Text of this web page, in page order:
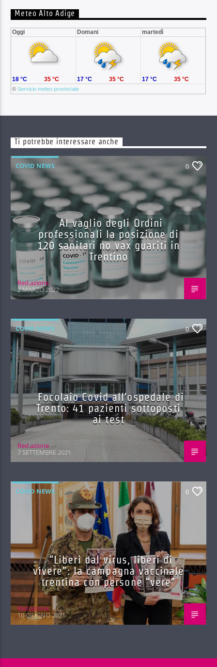
Meteo Alto Adige
Oggi Domani martedì
©Servizio meteo provinciale
18 °C 35 °C 17 °C 35 °C 17 °C 35 °C
Ti potrebbe interessare anche
COVID NEWS 0
Al vaglio degli Ordini
professionali la posizione di
120 sanitari no vax guariti in
Trentino
Red.azione
2 MARZO 2022
COVID NEWS 0
Focolaio Covid all’ospedale di
Trento: 41 pazienti sottoposti
ai test
Red.azione
7 SETTEMBRE 2021
COVID NEWS 0
“Liberi dal virus, liberi di
vivere”: la campagna vaccinale
trentina con persone “vere”
Red.azione
10 GIUGNO 2021